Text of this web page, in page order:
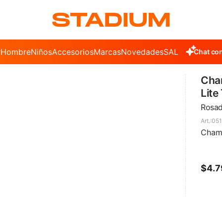
HombreNiñosAccesoriosMarcasNovedadesSALE Chat
Lite
$